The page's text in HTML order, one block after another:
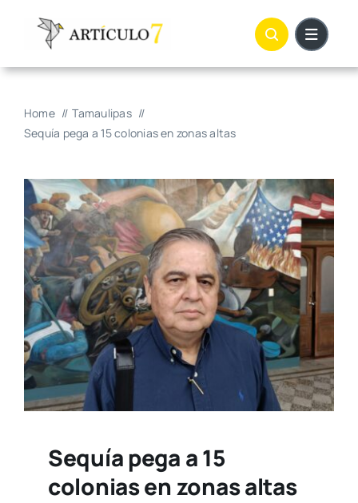
Home
Tamaulipas
Sequía pega a 15 colonias en zonas altas
Sequía pega a 15
colonias en zonas altas